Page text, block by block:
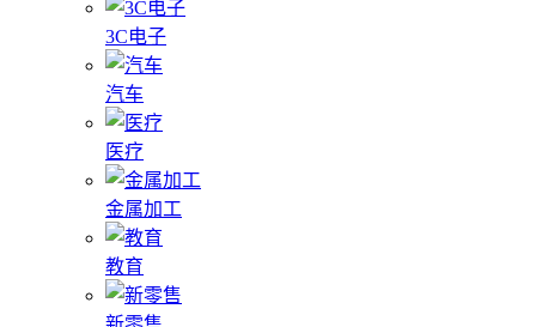
3C电子
汽车
医疗
金属加工
教育